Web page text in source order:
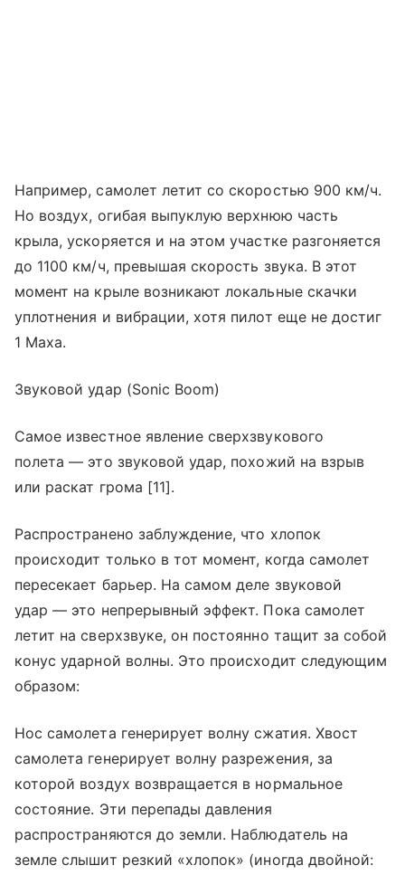
Например, самолет летит со скоростью 900 км/ч.
Но воздух, огибая выпуклую верхнюю часть
крыла, ускоряется и на этом участке разгоняется
до 1100 км/ч, превышая скорость звука. В этот
момент на крыле возникают локальные скачки
уплотнения и вибрации, хотя пилот еще не достиг
1 Маха.
Звуковой удар (Sonic Boom)
Самое известное явление сверхзвукового
полета — это звуковой удар, похожий на взрыв
или раскат грома [11].
Распространено заблуждение, что хлопок
происходит только в тот момент, когда самолет
пересекает барьер. На самом деле звуковой
удар — это непрерывный эффект. Пока самолет
летит на сверхзвуке, он постоянно тащит за собой
конус ударной волны. Это происходит следующим
образом:
Нос самолета генерирует волну сжатия. Хвост
самолета генерирует волну разрежения, за
которой воздух возвращается в нормальное
состояние. Эти перепады давления
распространяются до земли. Наблюдатель на
земле слышит резкий «хлопок» (иногда двойной: